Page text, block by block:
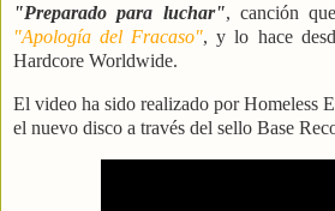
"Preparado para luchar", canción
"Apología del Fracaso", y lo hace
Hardcore Worldwide.
El video ha sido realizado por Homeless
el nuevo disco a través del sello Base